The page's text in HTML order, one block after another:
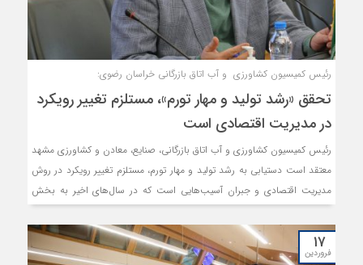
رئیس کمیسیون کشاورزی و آب اتاق بازرگانی خراسان رضوی:
تحقق «رشد تولید و مهار تورم»، مستلزم تغییر رویکرد
در مدیریت اقتصادی است
رئیس کمیسیون کشاورزی و آب اتاق بازرگانی، صنایع، معادن و کشاورزی مشهد
معتقد است دستیابی به رشد تولید و مهار تورم، مستلزم تغییر رویکرد در روش
مدیریت اقتصادی و جبران آسیب‌هایی است که در سال‌های اخیر به بخش
۱۷
فروردین